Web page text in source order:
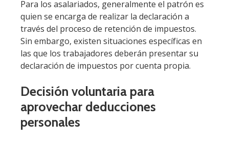
Para los asalariados, generalmente el patrón es
quien se encarga de realizar la declaración a
través del proceso de retención de impuestos.
Sin embargo, existen situaciones específicas en
las que los trabajadores deberán presentar su
declaración de impuestos por cuenta propia.
Decisión voluntaria para
aprovechar deducciones
personales